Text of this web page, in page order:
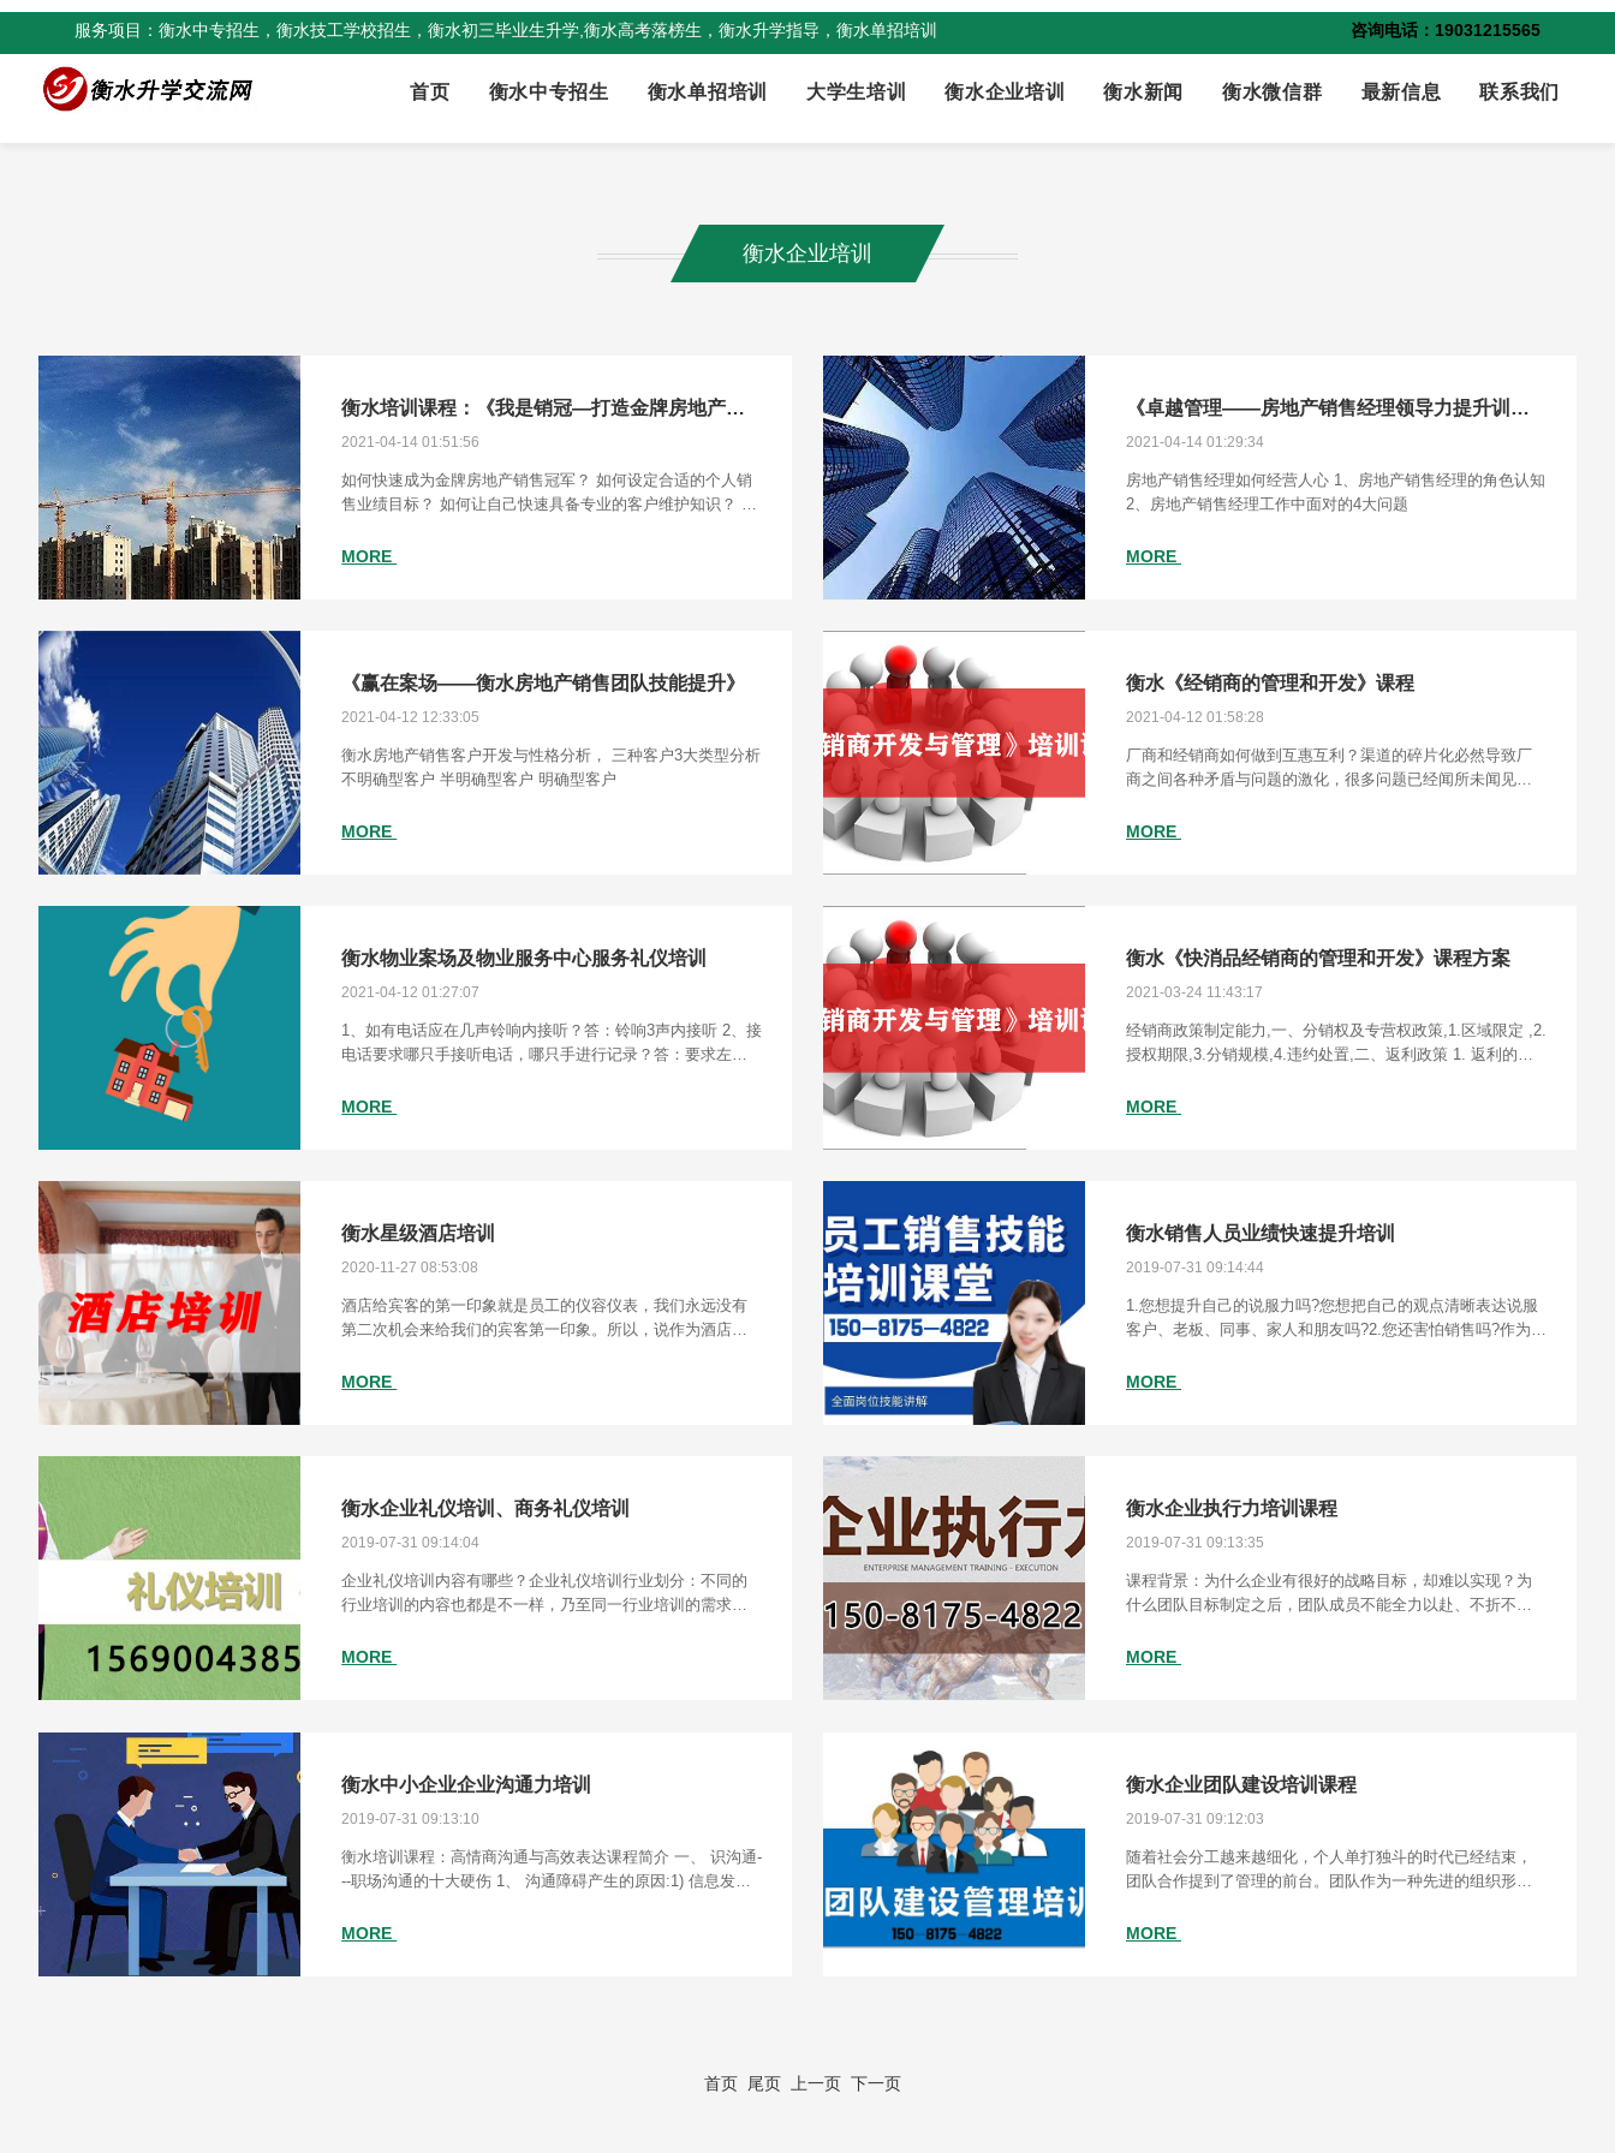
服务项目：衡水中专招生，衡水技工学校招生，衡水初三毕业生升学,衡水高考落榜生，衡水升学指导，衡水单招培训 咨询电话：19031215565
首页 衡水中专招生 衡水单招培训 大学生培训 衡水企业培训 衡水新闻 衡水微信群 最新信息 联系我们
衡水企业培训
衡水培训课程：《我是销冠—打造金牌房地产销售冠军训练营》
2021-04-14 01:51:56
如何快速成为金牌房地产销售冠军？ 如何设定合适的个人销
售业绩目标？ 如何让自己快速具备专业的客户维护知识？ 如
活，让客户买单？
MORE
《卓越管理——房地产销售经理领导力提升训练营》课程
2021-04-14 01:29:34
房地产销售经理如何经营人心 1、房地产销售经理的角色认知
2、房地产销售经理工作中面对的4大问题
MORE
《赢在案场——衡水房地产销售团队技能提升》
2021-04-12 12:33:05
衡水房地产销售客户开发与性格分析， 三种客户3大类型分析
不明确型客户 半明确型客户 明确型客户
MORE
衡水《经销商的管理和开发》课程
2021-04-12 01:58:28
厂商和经销商如何做到互惠互利？渠道的碎片化必然导致厂
商之间各种矛盾与问题的激化，很多问题已经闻所未闻见所
平化问题，经销商的品牌推广问题。
MORE
衡水物业案场及物业服务中心服务礼仪培训
2021-04-12 01:27:07
1、如有电话应在几声铃响内接听？答：铃响3声内接听 2、接
电话要求哪只手接听电话，哪只手进行记录？答：要求左手
MORE
衡水《快消品经销商的管理和开发》课程方案
2021-03-24 11:43:17
经销商政策制定能力,一、分销权及专营权政策,1.区域限定 ,2.
授权期限,3.分销规模,4.违约处置,二、返利政策 1. 返利的标
励
MORE
衡水星级酒店培训
2020-11-27 08:53:08
酒店给宾客的第一印象就是员工的仪容仪表，我们永远没有
第二次机会来给我们的宾客第一印象。所以，说作为酒店从
MORE
衡水销售人员业绩快速提升培训
2019-07-31 09:14:44
1.您想提升自己的说服力吗?您想把自己的观点清晰表达说服
客户、老板、同事、家人和朋友吗?2.您还害怕销售吗?作为销
敢拜访客户?3.为什么您一直找新
MORE
衡水企业礼仪培训、商务礼仪培训
2019-07-31 09:14:04
企业礼仪培训内容有哪些？企业礼仪培训行业划分：不同的
行业培训的内容也都是不一样，乃至同一行业培训的需求点
都是商务礼仪培训，会议礼仪，拜访礼仪，沟通礼
MORE
衡水企业执行力培训课程
2019-07-31 09:13:35
课程背景：为什么企业有很好的战略目标，却难以实现？为
什么团队目标制定之后，团队成员不能全力以赴、不折不扣
真正地负责任到位？
MORE
衡水中小企业企业沟通力培训
2019-07-31 09:13:10
衡水培训课程：高情商沟通与高效表达课程简介 一、 识沟通-
--职场沟通的十大硬伤 1、 沟通障碍产生的原因:1) 信息发送
MORE
衡水企业团队建设培训课程
2019-07-31 09:12:03
随着社会分工越来越细化，个人单打独斗的时代已经结束，
团队合作提到了管理的前台。团队作为一种先进的组织形
管理层面进行团队建设。
MORE
首页 尾页 上一页 下一页